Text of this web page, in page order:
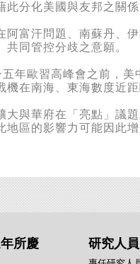
此分化美國與友邦之關
汗問題、南蘇丹、伊
共同管控分歧之意願。
歐習高峰會之前，美中
機在南海、東海數度近
華府在「亮點」議題
地區的影響力可能因此增
所慶 研究人員